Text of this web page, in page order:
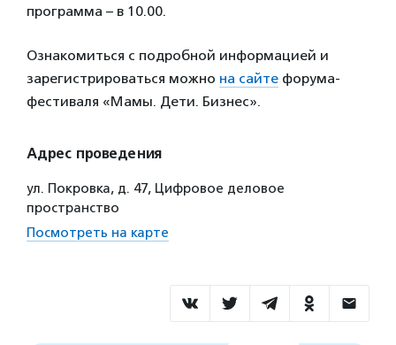
программа – в 10.00.
Ознакомиться с подробной информацией и
зарегистрироваться можно на сайте форума-
фестиваля «Мамы. Дети. Бизнес».
Адрес проведения
ул. Покровка, д. 47, Цифровое деловое
пространство
Посмотреть на карте